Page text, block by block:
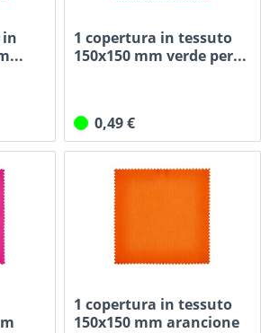
in
1 copertura in tessuto
150x150 mm verde per...
0,49 €
1 copertura in tessuto
150x150 mm arancione